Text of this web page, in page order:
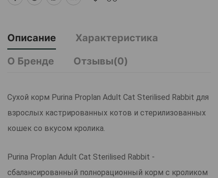
Описание
Характеристика
О Бренде
Отзывы(0)
Сухой корм Purina Proplan Adult Cat Sterilised Rabbit для
взрослых кастрированных котов и стерилизованных
кошек со вкусом кролика.
Purina Proplan Adult Cat Sterilised Rabbit -
сбалансированный полнорационный корм с кроликом